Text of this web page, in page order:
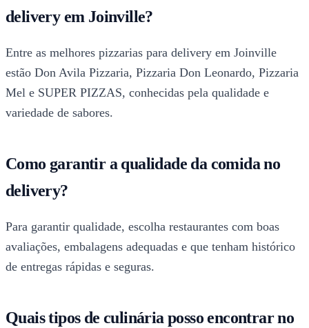
delivery em Joinville?
Entre as melhores pizzarias para delivery em Joinville
estão Don Avila Pizzaria, Pizzaria Don Leonardo, Pizzaria
Mel e SUPER PIZZAS, conhecidas pela qualidade e
variedade de sabores.
Como garantir a qualidade da comida no
delivery?
Para garantir qualidade, escolha restaurantes com boas
avaliações, embalagens adequadas e que tenham histórico
de entregas rápidas e seguras.
Quais tipos de culinária posso encontrar no